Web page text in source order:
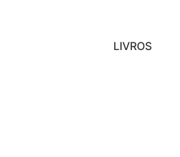
LIVROS